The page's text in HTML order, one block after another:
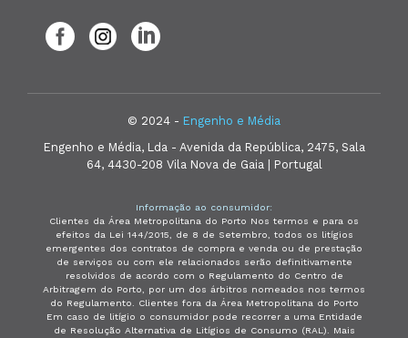
© 2024 - Engenho e Média
Engenho e Média, Lda - Avenida da República, 2475, Sala
64, 4430-208 Vila Nova de Gaia | Portugal
Informação ao consumidor:
Clientes da Área Metropolitana do Porto Nos termos e para os
efeitos da Lei 144/2015, de 8 de Setembro, todos os litígios
emergentes dos contratos de compra e venda ou de prestação
de serviços ou com ele relacionados serão definitivamente
resolvidos de acordo com o Regulamento do Centro de
Arbitragem do Porto, por um dos árbitros nomeados nos termos
do Regulamento. Clientes fora da Área Metropolitana do Porto
Em caso de litígio o consumidor pode recorrer a uma Entidade
de Resolução Alternativa de Litígios de Consumo (RAL). Mais